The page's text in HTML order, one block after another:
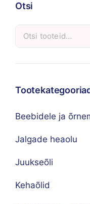
Otsi
Beebidele ja
Jalgade heaolu
Juukseõli
Kehaõlid